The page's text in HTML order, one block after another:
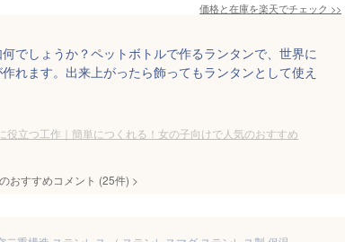
価格と在庫を楽天でチェック >>
でしょうか？ペットボトルで作るランタンで、世界に
れます。出来上がったら飾ってもランタンとして使え
役立つ工作｜簡単につくれる！女の子向けで人気のおすすめ
おすすめコメント (25件) >